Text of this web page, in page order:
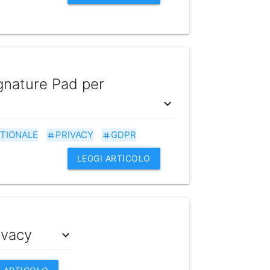
Pad per
expand_more
tag GDPR
tag PRIVACY
LEGGI ARTICOLO
expand_more